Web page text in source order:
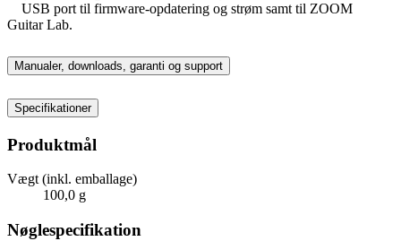
USB port til firmware-opdatering og strøm samt til ZOOM
Guitar Lab.
Manualer, downloads, garanti og support
Specifikationer
Produktmål
Vægt (inkl. emballage)
100,0 g
Nøglespecifikation